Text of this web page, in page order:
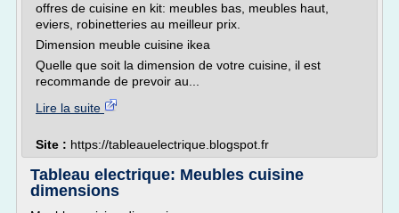
offres de cuisine en kit: meubles bas, meubles haut,
eviers, robinetteries au meilleur prix.
Dimension meuble cuisine ikea
Quelle que soit la dimension de votre cuisine, il est
recommande de prevoir au...
Lire la suite
Site : https://tableauelectrique.blogspot.fr
Tableau electrique: Meubles cuisine
dimensions